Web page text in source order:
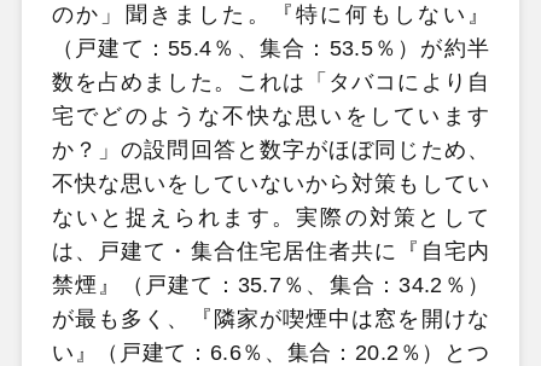
のか」聞きました。『特に何もしない』
（戸建て：55.4％、集合：53.5％）が約半
数を占めました。これは「タバコにより自
宅でどのような不快な思いをしています
か？」の設問回答と数字がほぼ同じため、
不快な思いをしていないから対策もしてい
ないと捉えられます。実際の対策として
は、戸建て・集合住宅居住者共に『自宅内
禁煙』（戸建て：35.7％、集合：34.2％）
が最も多く、『隣家が喫煙中は窓を開けな
い』（戸建て：6.6％、集合：20.2％）とつ